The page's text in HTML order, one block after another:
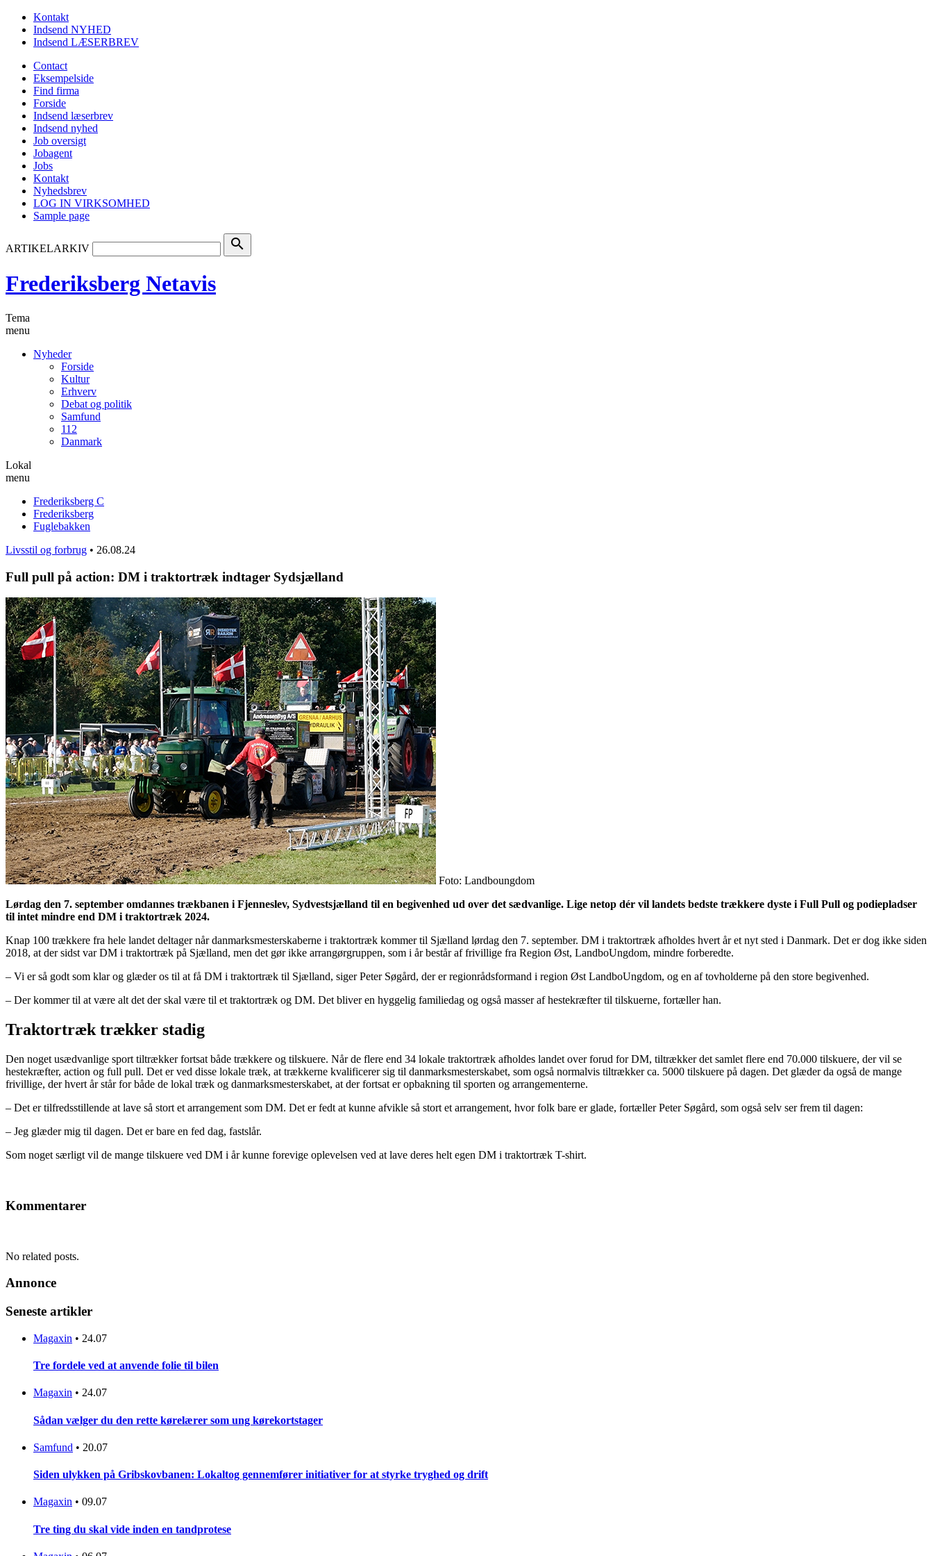
Kontakt
Indsend NYHED
Indsend LÆSERBREV
Contact
Eksempelside
Find firma
Forside
Indsend læserbrev
Indsend nyhed
Job oversigt
Jobagent
Jobs
Kontakt
Nyhedsbrev
LOG IN VIRKSOMHED
Sample page
ARTIKELARKIV search
Frederiksberg Netavis
Tema
menu
Nyheder
Forside
Kultur
Erhverv
Debat og politik
Samfund
112
Danmark
Lokal
menu
Frederiksberg C
Frederiksberg
Fuglebakken
Livsstil og forbrug • 26.08.24
Full pull på action: DM i traktortræk indtager Sydsjælland
Foto: Landboungdom
Lørdag den 7. september omdannes trækbanen i Fjenneslev, Sydvestsjælland til en begivenhed ud over det sædvanlige. Lige netop dér vil landets bedste trækkere dyste i Full Pull og podiepladser
til intet mindre end DM i traktortræk 2024.
Knap 100 trækkere fra hele landet deltager når danmarksmesterskaberne i traktortræk kommer til Sjælland lørdag den 7. september. DM i traktortræk afholdes hvert år et nyt sted i Danmark. Det er dog ikke siden
2018, at der sidst var DM i traktortræk på Sjælland, men det gør ikke arrangørgruppen, som i år består af frivillige fra Region Øst, LandboUngdom, mindre forberedte.
– Vi er så godt som klar og glæder os til at få DM i traktortræk til Sjælland, siger Peter Søgård, der er regionrådsformand i region Øst LandboUngdom, og en af tovholderne på den store begivenhed.
– Der kommer til at være alt det der skal være til et traktortræk og DM. Det bliver en hyggelig familiedag og også masser af hestekræfter til tilskuerne, fortæller han.
Traktortræk trækker stadig
Den noget usædvanlige sport tiltrækker fortsat både trækkere og tilskuere. Når de flere end 34 lokale traktortræk afholdes landet over forud for DM, tiltrækker det samlet flere end 70.000 tilskuere, der vil se
hestekræfter, action og full pull. Det er ved disse lokale træk, at trækkerne kvalificerer sig til danmarksmesterskabet, som også normalvis tiltrækker ca. 5000 tilskuere på dagen. Det glæder da også de mange
frivillige, der hvert år står for både de lokal træk og danmarksmesterskabet, at der fortsat er opbakning til sporten og arrangementerne.
– Det er tilfredsstillende at lave så stort et arrangement som DM. Det er fedt at kunne afvikle så stort et arrangement, hvor folk bare er glade, fortæller Peter Søgård, som også selv ser frem til dagen:
– Jeg glæder mig til dagen. Det er bare en fed dag, fastslår.
Som noget særligt vil de mange tilskuere ved DM i år kunne forevige oplevelsen ved at lave deres helt egen DM i traktortræk T-shirt.
Kommentarer
No related posts.
Annonce
Seneste artikler
Magaxin • 24.07
Tre fordele ved at anvende folie til bilen
Magaxin • 24.07
Sådan vælger du den rette kørelærer som ung kørekortstager
Samfund • 20.07
Siden ulykken på Gribskovbanen: Lokaltog gennemfører initiativer for at styrke tryghed og drift
Magaxin • 09.07
Tre ting du skal vide inden en tandprotese